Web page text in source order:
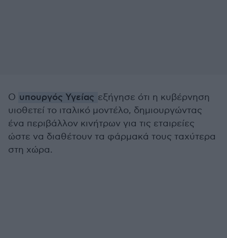
Ο υπουργός Υγείας εξήγησε ότι η κυβέρνηση
υιοθετεί το ιταλικό μοντέλο, δημιουργώντας
ένα περιβάλλον κινήτρων για τις εταιρείες
ώστε να διαθέτουν τα φάρμακά τους ταχύτερα
στη χώρα.